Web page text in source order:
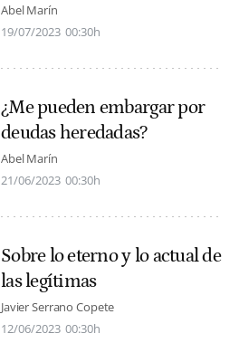
Abel Marín
19/07/2023 00:30h
¿Me pueden embargar por
deudas heredadas?
Abel Marín
21/06/2023 00:30h
Sobre lo eterno y lo actual de
las legítimas
Javier Serrano Copete
12/06/2023 00:30h